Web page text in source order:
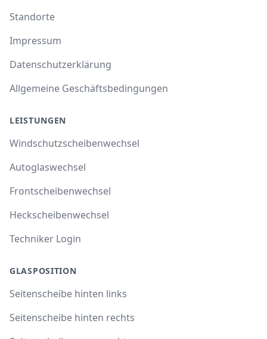
Standorte
Impressum
Datenschutzerklärung
Allgemeine Geschäftsbedingungen
LEISTUNGEN
Windschutzscheibenwechsel
Autoglaswechsel
Frontscheibenwechsel
Heckscheibenwechsel
Techniker Login
GLASPOSITION
Seitenscheibe hinten links
Seitenscheibe hinten rechts